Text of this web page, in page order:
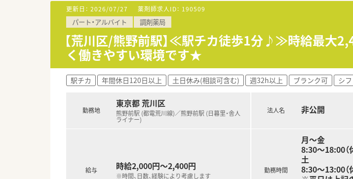
【こんな取り組みをしています】
■最新の調剤機器を完備することで、薬剤師が対人業務により多くの
■在宅訪問時には専任のドライバーが同行するため、運転業務の負担
■スタッフが急な休みを取った場合でも、手厚い人員体制でカバーし
更新日： 2026/07/27 薬剤師求人ID： 190509
パート・アルバイト 調剤薬局
【荒川区/熊野前駅】≪駅チカ徒歩1分♪≫時給最大
く働きやすい環境です★
駅チカ 年間休日120日以上 土日休み(相談可含む) 週32h以上 ブランク可 シ
勤務地
東京都 荒川区
熊野前駅 (都電荒川線)／熊野前駅 (日暮里・舎人
ライナー)
給与 時給2,000円～2,400円
※時間、日数、経験により考慮します
法人名 非公開
勤務時間
月～金
8:30～18:00（
土
8:30～13:00（